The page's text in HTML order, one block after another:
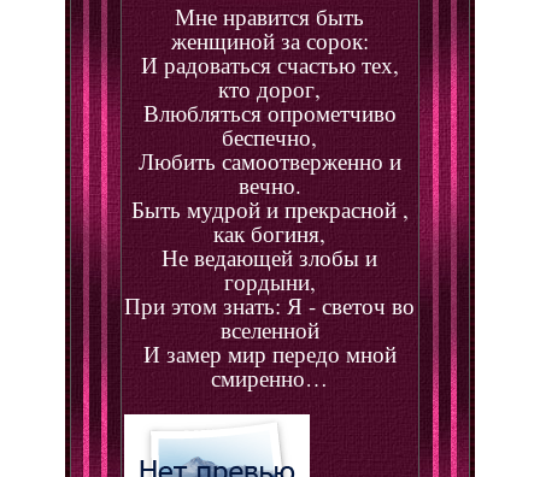
Мне нравится быть
женщиной за сорок:
И радоваться счастью тех,
кто дорог,
Влюбляться опрометчиво
беспечно,
Любить самоотверженно и
вечно.
Быть мудрой и прекрасной ,
как богиня,
Не ведающей злобы и
гордыни,
При этом знать: Я - светоч во
вселенной
И замер мир передо мной
смиренно…